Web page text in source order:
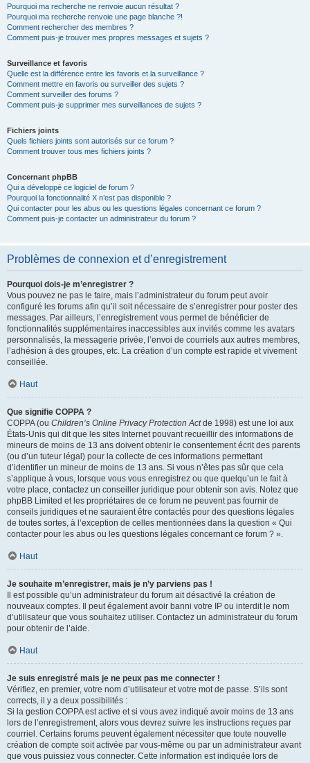
Pourquoi ma recherche ne renvoie aucun résultat ?
Pourquoi ma recherche renvoie une page blanche ?!
Comment rechercher des membres ?
Comment puis-je trouver mes propres messages et sujets ?
Surveillance et favoris
Quelle est la différence entre les favoris et la surveillance ?
Comment mettre en favoris ou surveiller des sujets ?
Comment surveiller des forums ?
Comment puis-je supprimer mes surveillances de sujets ?
Fichiers joints
Quels fichiers joints sont autorisés sur ce forum ?
Comment trouver tous mes fichiers joints ?
Concernant phpBB
Qui a développé ce logiciel de forum ?
Pourquoi la fonctionnalité X n’est pas disponible ?
Qui contacter pour les abus ou les questions légales concernant ce forum ?
Comment puis-je contacter un administrateur du forum ?
Problèmes de connexion et d’enregistrement
Pourquoi dois-je m’enregistrer ?
Vous pouvez ne pas le faire, mais l’administrateur du forum peut avoir
configuré les forums afin qu’il soit nécessaire de s’enregistrer pour poster des
messages. Par ailleurs, l’enregistrement vous permet de bénéficier de
fonctionnalités supplémentaires inaccessibles aux invités comme les avatars
personnalisés, la messagerie privée, l’envoi de courriels aux autres membres,
l’adhésion à des groupes, etc. La création d’un compte est rapide et vivement
conseillée.
Haut
Que signifie COPPA ?
COPPA (ou Children’s Online Privacy Protection Actde 1998) est une loi aux
États-Unis qui dit que les sites Internet pouvant recueillir des informations de
mineurs de moins de 13 ans doivent obtenir le consentement écrit des parents
(ou d’un tuteur légal) pour la collecte de ces informations permettant
d’identifier un mineur de moins de 13 ans. Si vous n’êtes pas sûr que cela
s’applique à vous, lorsque vous vous enregistrez ou que quelqu’un le fait à
votre place, contactez un conseiller juridique pour obtenir son avis. Notez que
phpBB Limited et les propriétaires de ce forum ne peuvent pas fournir de
conseils juridiques et ne sauraient être contactés pour des questions légales
de toutes sortes, à l’exception de celles mentionnées dans la question « Qui
contacter pour les abus ou les questions légales concernant ce forum ? ».
Haut
Je souhaite m’enregistrer, mais je n’y parviens pas !
Il est possible qu’un administrateur du forum ait désactivé la création de
nouveaux comptes. Il peut également avoir banni votre IP ou interdit le nom
d’utilisateur que vous souhaitez utiliser. Contactez un administrateur du forum
pour obtenir de l’aide.
Haut
Je suis enregistré mais je ne peux pas me connecter !
Vérifiez, en premier, votre nom d’utilisateur et votre mot de passe. S’ils sont
corrects, il y a deux possibilités :
Si la gestion COPPA est active et si vous avez indiqué avoir moins de 13 ans
lors de l’enregistrement, alors vous devrez suivre les instructions reçues par
courriel. Certains forums peuvent également nécessiter que toute nouvelle
création de compte soit activée par vous-même ou par un administrateur avant
que vous puissiez vous connecter. Cette information est indiquée lors de